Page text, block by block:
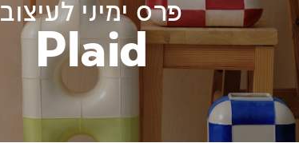
פרס ימיני לעיצוב
Plaid